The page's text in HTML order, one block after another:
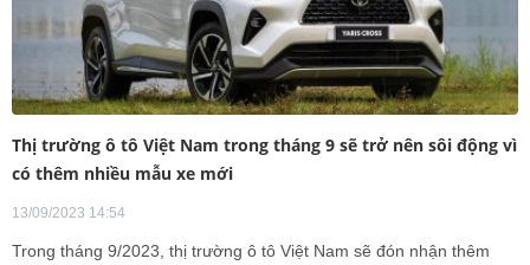
Thị trường ô tô Việt Nam trong tháng 9 sẽ trở nên sôi động vì
có thêm nhiều mẫu xe mới
13/09/2023 14:54
Trong tháng 9/2023, thị trường ô tô Việt Nam sẽ đón nhận thêm